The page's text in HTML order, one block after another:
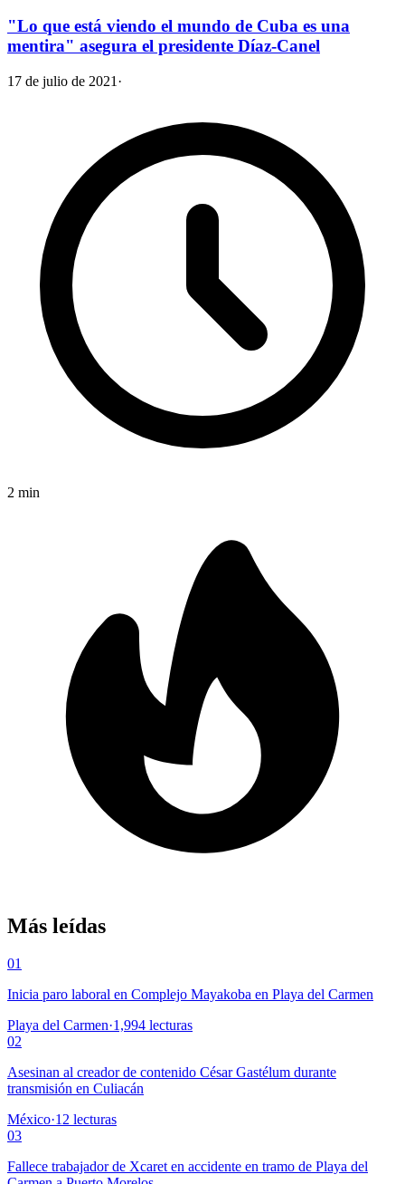
"Lo que está viendo el mundo de Cuba es una
mentira" asegura el presidente Díaz-Canel
17 de julio de 2021 ·
2 min
Más leídas
01
Inicia paro laboral en Complejo Mayakoba en Playa del Carmen
Playa del Carmen·1,994 lecturas
02
Asesinan al creador de contenido César Gastélum durante
transmisión en Culiacán
México·12 lecturas
03
Fallece trabajador de Xcaret en accidente en tramo de Playa del